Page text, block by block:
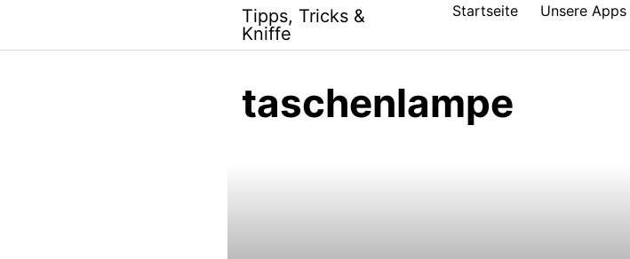
content
Tipps, Tricks &
Kniffe
Startseite Unsere Apps
taschenlampe